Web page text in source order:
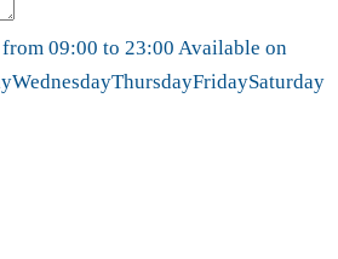
09:00 to 23:00 Available on
WednesdayThursdayFridaySaturday